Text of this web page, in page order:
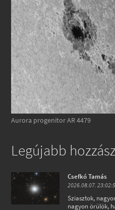
Aurora progenitor AR 4479
Legújabb
Csefkó Tamás
2026.08.07.
Sziasztok,
nagyon örülök,